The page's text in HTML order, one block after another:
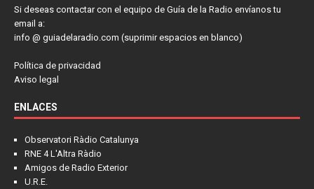
Si deseas contactar con el equipo de Guía de la Radio envíanos tu
email a:
info @ guiadelaradio.com (suprimir espacios en blanco)
Política de privacidad
Aviso legal
ENLACES
Observatori Ràdio Catalunya
RNE 4 L'Altra Ràdio
Amigos de Radio Exterior
U.R.E.